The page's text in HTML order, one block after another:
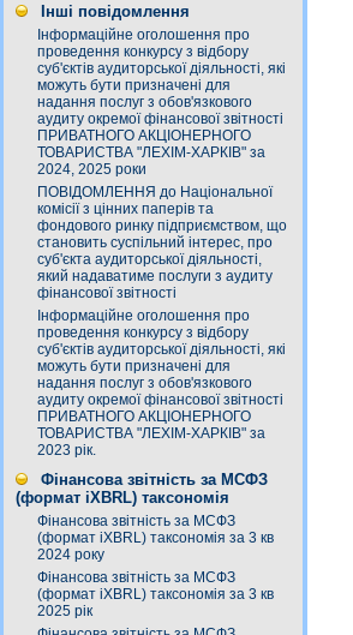
Інші повідомлення
Інформаційне оголошення про
проведення конкурсу з відбору
суб'єктів аудиторської діяльності, які
можуть бути призначені для
надання послуг з обов'язкового
аудиту окремої фінансової звітності
ПРИВАТНОГО АКЦІОНЕРНОГО
ТОВАРИСТВА "ЛЕХІМ-ХАРКІВ" за
2024, 2025 роки
ПОВІДОМЛЕННЯ до Національної
комісії з цінних паперів та
фондового ринку підприємством, що
становить суспільний інтерес, про
суб'єкта аудиторської діяльності,
який надаватиме послуги з аудиту
фінансової звітності
Інформаційне оголошення про
проведення конкурсу з відбору
суб'єктів аудиторської діяльності, які
можуть бути призначені для
надання послуг з обов'язкового
аудиту окремої фінансової звітності
ПРИВАТНОГО АКЦІОНЕРНОГО
ТОВАРИСТВА "ЛЕХІМ-ХАРКІВ" за
2023 рік.
Фінансова звітність за МСФЗ
(формат iXBRL) таксономія
Фінансова звітність за МСФЗ
(формат iXBRL) таксономія за 3 кв
2024 року
Фінансова звітність за МСФЗ
(формат iXBRL) таксономія за 3 кв
2025 рік